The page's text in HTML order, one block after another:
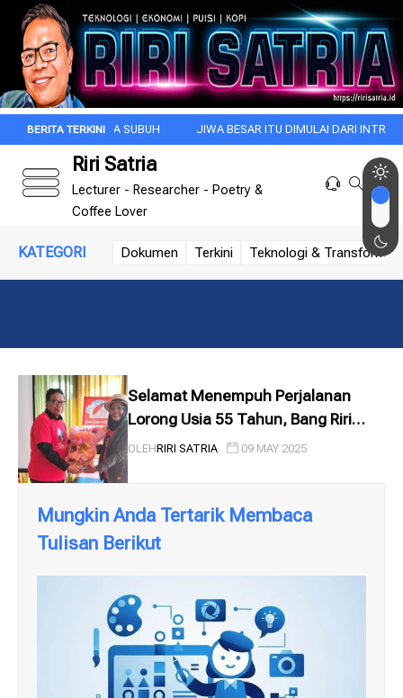
INI DI KALA SUBUH JIWA BESAR ITU DIMULAI DARI INTROSPEKSI
Riri Satria
Lecturer - Researcher - Poetry &
Coffee Lover
KATEGORI Dokumen Terkini Teknologi &
Selamat Menempuh Perjalanan
Lorong Usia 55 Tahun, Bang Riri
Satria
OLEHRIRI SATRIA 09 MAY 2025
Mungkin Anda Tertarik Membaca
Tulisan Berikut